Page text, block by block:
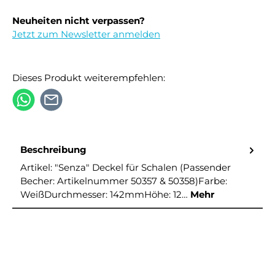
Neuheiten nicht verpassen?
Jetzt zum Newsletter anmelden
Dieses Produkt weiterempfehlen:
Beschreibung
Artikel: "Senza" Deckel für Schalen (Passender
Becher: Artikelnummer 50357 & 50358)Farbe:
WeißDurchmesser: 142mmHöhe: 12… Mehr